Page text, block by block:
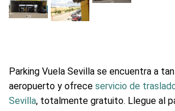
Parking Vuela Sevilla se encuentra a
aeropuerto y ofrece servicio de
Sevilla, totalmente gratuito. Llegue al